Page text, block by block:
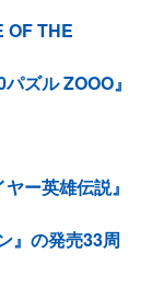
OF THE
ズル ZOOO』
ー英雄伝説』
』の発売33周